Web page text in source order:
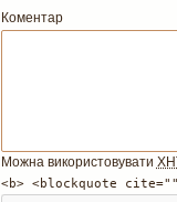
Коментар
Можна використовувати
<b> <blockquote